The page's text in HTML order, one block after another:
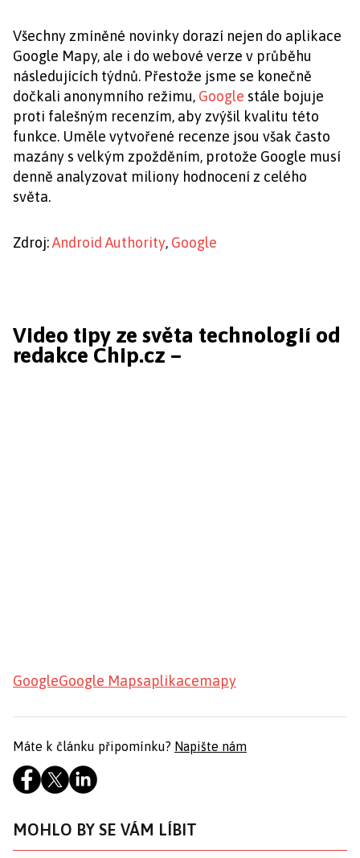
Všechny zmíněné novinky dorazí nejen do aplikace
Google Mapy, ale i do webové verze v průběhu
následujících týdnů. Přestože jsme se konečně
dočkali anonymního režimu, Google stále bojuje
proti falešným recenzím, aby zvýšil kvalitu této
funkce. Uměle vytvořené recenze jsou však často
mazány s velkým zpožděním, protože Google musí
denně analyzovat miliony hodnocení z celého
světa.
Zdroj:Android Authority, Google
Video tipy ze světa technologií od
redakce Chip.cz –
GoogleGoogle Mapsaplikacemapy
Máte k článku připomínku? Napište nám
MOHLO BY SE VÁM LÍBIT